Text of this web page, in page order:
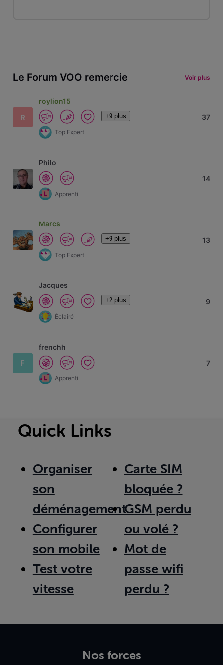
Le Forum VOO remercie Voir plus
R
roylion15
+9 plus
Top Expert
37
Philo
Apprenti
14
Marcs
+9 plus
Top Expert
13
Jacques
+2 plus
Éclairé
9
F
frenchh
Apprenti
7
Quick Links
Organiser
son
déménagement
Configurer
son mobile
Test votre
vitesse
Carte SIM
bloquée ?
GSM perdu
ou volé ?
Mot de
passe wifi
perdu ?
Nos forces